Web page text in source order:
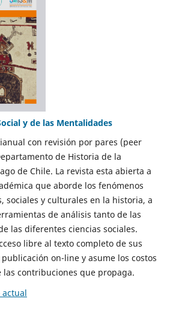
y de las Mentalidades
con revisión por pares (peer
de Historia de la
de Chile. La revista esta abierta a
que aborde los fenómenos
sociales y culturales en la historia, a
de análisis tanto de las
las diferentes ciencias sociales.
libre al texto completo de sus
on-line y asume los costos
las contribuciones que propaga.